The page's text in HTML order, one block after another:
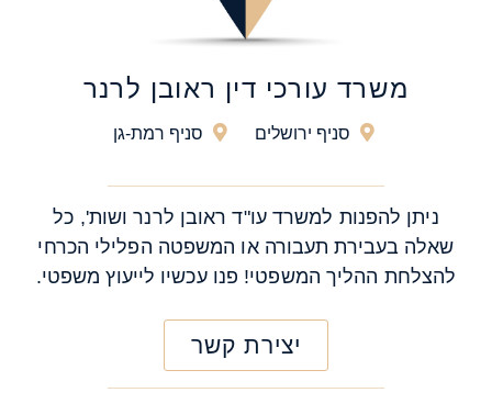
משרד עורכי דין ראובן לרנר
סניף ירושלים סניף רמת-גן
ניתן להפנות למשרד עו"ד ראובן לרנר ושות', כל
שאלה בעבירת תעבורה או המשפטה הפלילי הכרחי
להצלחת ההליך המשפטי! פנו עכשיו לייעוץ משפטי.
יצירת קשר